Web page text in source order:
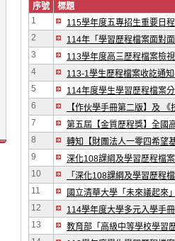
序號
標題
1
115學年度五專招生重要日
2
114年「學習歷程檔案面對
3
113學年度高三歷程檔案檢
4
113-1學生歷程檔案收訖通
5
114年度學生學習歷程檔案
6
【作伙學手冊第二版】及
7
第五屆【金質歷程獎】全國
8
轉知【財團法人一零四希望
9
深化108課綱及學習歷程檔
10
「深化108課綱及學習歷程
11
國立清華大學「未來議起來
12
114學年度大學多元入學手冊
13
教育部「高級中等學校學習